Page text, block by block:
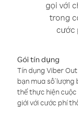
gọi với
trong
cước
Gói tín dụng
Tín dụng Viber
bạn mua số lượng
thể thực hiện
giới với cước phí